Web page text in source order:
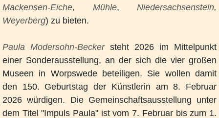
Mackensen-Eiche, Mühle, Niedersachsenstein,
Weyerberg) zu bieten.
Paula Modersohn-Beckersteht 2026 im Mittelpunkt
einer Sonderausstellung, an der sich die vier großen
Museen in Worpswede beteiligen. Sie wollen damit
den 150. Geburtstag der Künstlerin am 8. Februar
2026 würdigen. Die Gemeinschaftsausstellung unter
dem Titel "Impuls Paula" ist vom 7. Februar bis zum 1.